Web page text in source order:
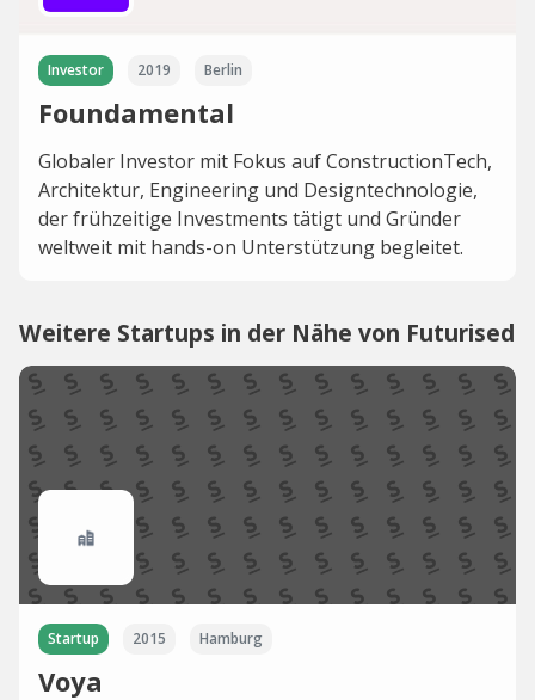
Investor 2019 Berlin
Foundamental
Globaler Investor mit Fokus auf ConstructionTech,
Architektur, Engineering und Designtechnologie,
der frühzeitige Investments tätigt und Gründer
weltweit mit hands-on Unterstützung begleitet.
Weitere Startups in der Nähe von Futurised
Startup 2015 Hamburg
Voya